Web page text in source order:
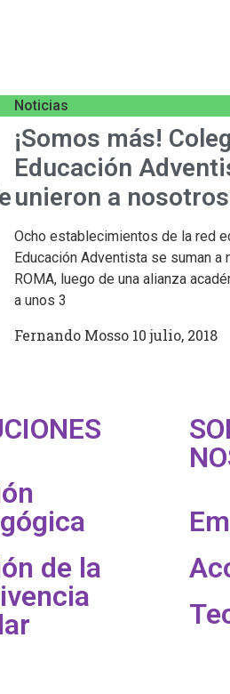
Noticias
¡Somos más!
Educación
unieron a nosotros
Ocho establecimientos de la red
Educación Adventista se suman a
ROMA, luego de una alianza
a unos 3
Fernando Mosso 10 julio, 2018
de la